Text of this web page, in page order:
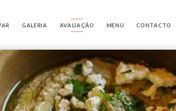
GALERIA AVALIAÇÃO MENU CONTACTO